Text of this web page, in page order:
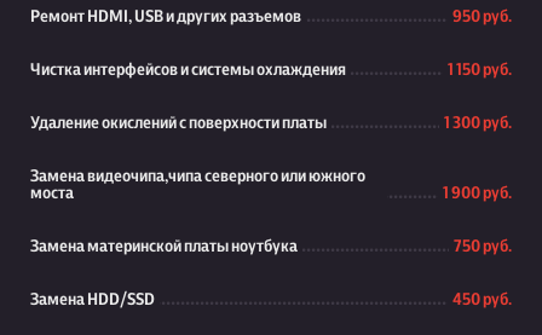
Ремонт HDMI, USB и других разъемов 950 руб.
Чистка интерфейсов и системы охлаждения 1 150 руб.
Удаление окислений с поверхности платы 1 300 руб.
Замена видеочипа,чипа северного или южного
моста
1 900 руб.
Замена материнской платы ноутбука 750 руб.
Замена HDD/SSD 450 руб.